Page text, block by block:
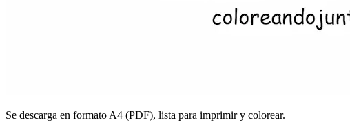
Se descarga en formato A4 (PDF), lista para imprimir y colorear.